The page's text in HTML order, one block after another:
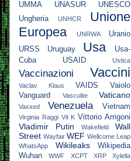
UMMA UNASUR
UNESCO
Ungheria
UNHCR
Unione
Europea
UNRWA
Uranio
URSS
Uruguay Usa
Usa-
Cuba
USAID Ustica
Vaccinazioni Vaccini
Vaclav Klaus VAIDS
Vaiolo
Vanguard
Vasculite Vaticano
Vaxxed Venezuela Vietnam
Virginia Raggi Vit K Vittorio Arrigoni
Vladimir Putin Wakefield
Wall
Street Wayfair WEF Wellcome Leap
WhatsApp
Wikileaks
Wikipedia
Wuhan
WWF XCPT XRP Xylella